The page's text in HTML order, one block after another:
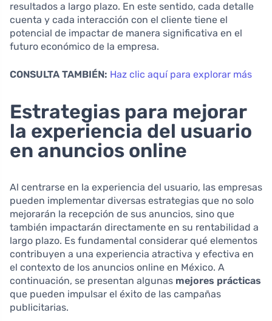
resultados a largo plazo. En este sentido, cada detalle
cuenta y cada interacción con el cliente tiene el
potencial de impactar de manera significativa en el
futuro económico de la empresa.
CONSULTA TAMBIÉN: Haz clic aquí para explorar más
Estrategias para mejorar
la experiencia del usuario
en anuncios online
Al centrarse en la experiencia del usuario, las empresas
pueden implementar diversas estrategias que no solo
mejorarán la recepción de sus anuncios, sino que
también impactarán directamente en su rentabilidad a
largo plazo. Es fundamental considerar qué elementos
contribuyen a una experiencia atractiva y efectiva en
el contexto de los anuncios online en México. A
continuación, se presentan algunas mejores prácticas
que pueden impulsar el éxito de las campañas
publicitarias.